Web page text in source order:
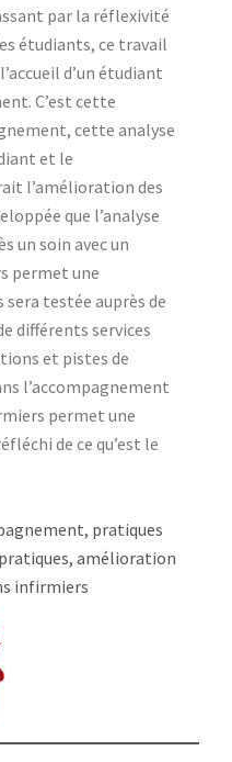
par la réflexivité
étudiants, ce travail
d’un étudiant
C’est cette
cette analyse
et le
l’amélioration des
que l’analyse
un soin avec un
permet une
testée auprès de
différents services
et pistes de
l’accompagnement
permet une
de ce qu’est le
pratiques
amélioration
infirmiers